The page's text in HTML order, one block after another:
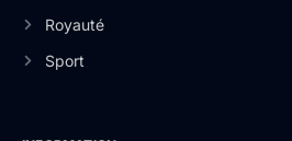
Royauté
Sport